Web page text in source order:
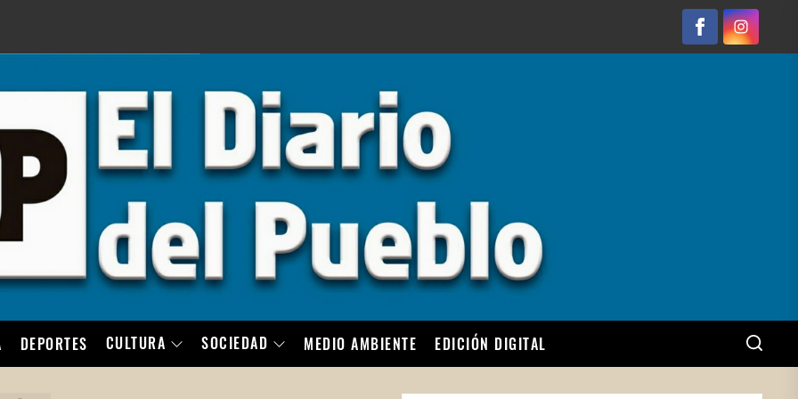
FacebookInstagram
DEPORTES CULTURA SOCIEDAD MEDIO AMBIENTE EDICIÓN DIGITAL